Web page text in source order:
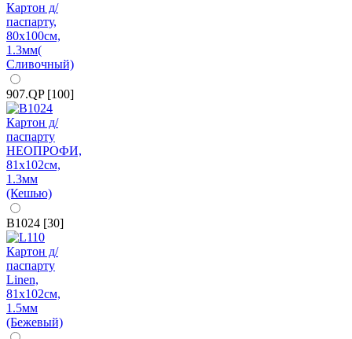
907.QP [100]
B1024 [30]